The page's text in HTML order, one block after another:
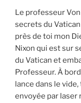
Le professeur
secrets du
près de toi mon
Nixon qui est sur
du Vatican et
Professeur. À
lance dans le
envoyée par